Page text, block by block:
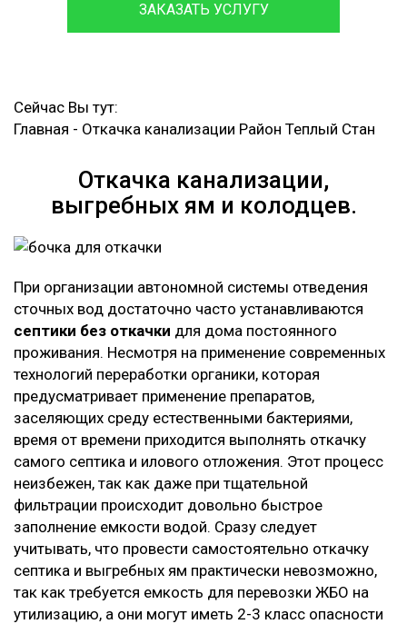
ЗАКАЗАТЬ УСЛУГУ
Сейчас Вы тут:
Главная - Откачка канализации Район Теплый Стан
Откачка канализации,
выгребных ям и колодцев.
При организации автономной системы отведения
сточных вод достаточно часто устанавливаются
септики без откачки для дома постоянного
проживания. Несмотря на применение современных
технологий переработки органики, которая
предусматривает применение препаратов,
заселяющих среду естественными бактериями,
время от времени приходится выполнять откачку
самого септика и илового отложения. Этот процесс
неизбежен, так как даже при тщательной
фильтрации происходит довольно быстрое
заполнение емкости водой. Сразу следует
учитывать, что провести самостоятельно откачку
септика и выгребных ям практически невозможно,
так как требуется емкость для перевозки ЖБО на
утилизацию, а они могут иметь 2-3 класс опасности